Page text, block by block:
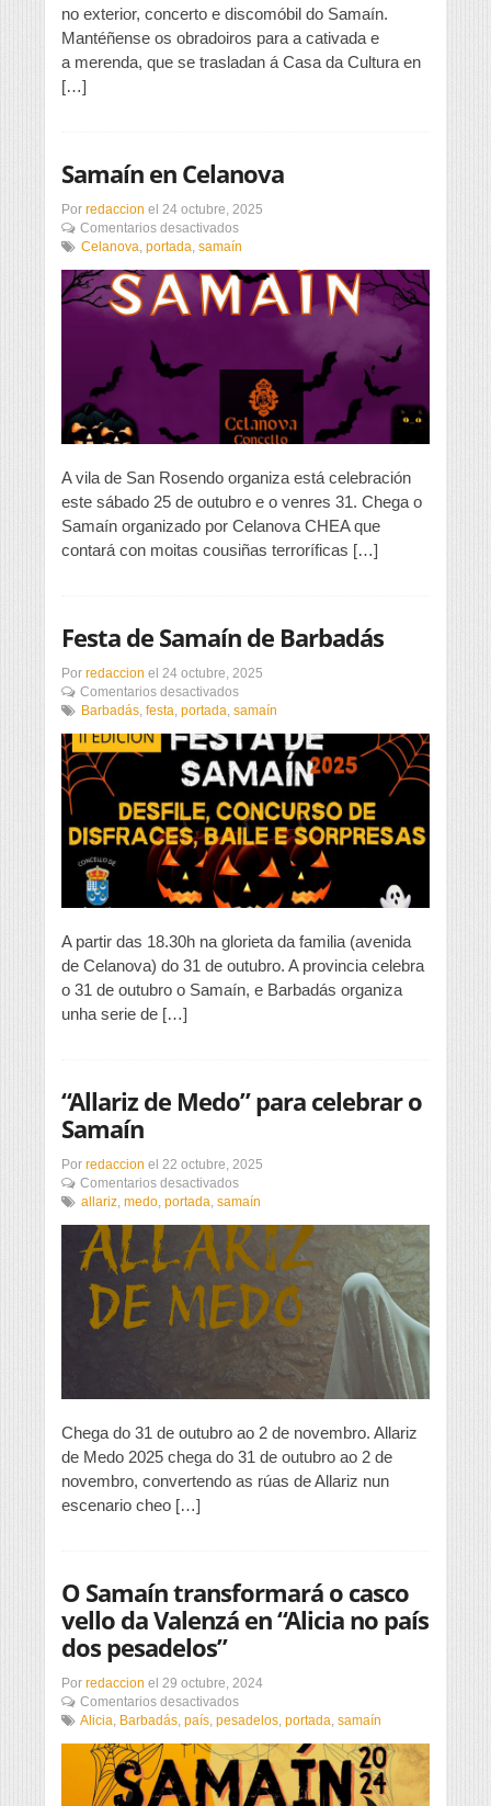
no exterior, concerto e discomóbil do Samaín.
Mantéñense os obradoiros para a cativada e
a merenda, que se trasladan á Casa da Cultura en
[…]
Samaín en Celanova
Por redaccion el 24 octubre, 2025
Comentarios desactivadosen
Samaín
Celanova
Celanova, portada, samaín
A vila de San Rosendo organiza está celebración
este sábado 25 de outubro e o venres 31. Chega o
Samaín organizado por Celanova CHEA que
contará con moitas cousiñas terroríficas […]
Festa de Samaín de Barbadás
Por redaccion el 24 octubre, 2025
Comentarios desactivadosen
Festa
Samaín
de
Barbadás
Barbadás festa portada samaín
A partir das 18.30h na glorieta da familia (avenida
de Celanova) do 31 de outubro. A provincia celebra
o 31 de outubro o Samaín, e Barbadás organiza
unha serie de […]
“Allariz de Medo” para celebrar o
Samaín
Por redaccion el 22 octubre, 2025
Comentarios desactivadosen
“Allariz
Medo”
para
celebrar
o
Samaín
allariz medo portada samaín
Chega do 31 de outubro ao 2 de novembro. Allariz
de Medo 2025 chega do 31 de outubro ao 2 de
novembro, convertendo as rúas de Allariz nun
escenario cheo […]
O Samaín transformará o casco
vello da Valenzá en “Alicia no país
dos pesadelos”
Por redaccion el 29 octubre, 2024
Comentarios desactivadosen
O
transformará
o
casco
Alicia Barbadás país pesadelos portada samaín